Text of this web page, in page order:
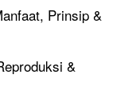
Prinsip &
&